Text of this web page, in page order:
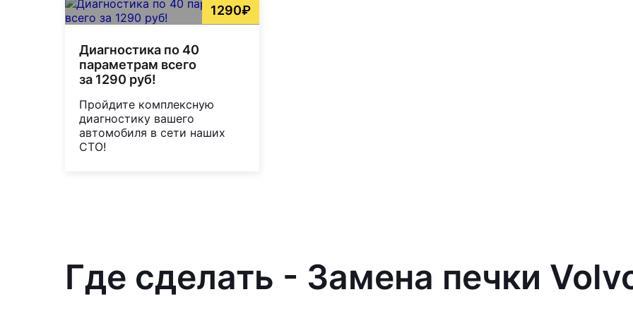
1290₽
Диагностика по 40
параметрам всего
за 1290 руб!
Пройдите комплексную
диагностику вашего
автомобиля в сети наших
СТО!
Где сделать - Замена печки